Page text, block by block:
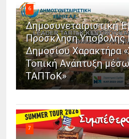
6
Δημοσυνεταιριστική
Πρόσκληση
Δημοσίου Χαρακτήρα
Τοπική Ανάπτυξη
ΤΑΠΤοΚ»
7